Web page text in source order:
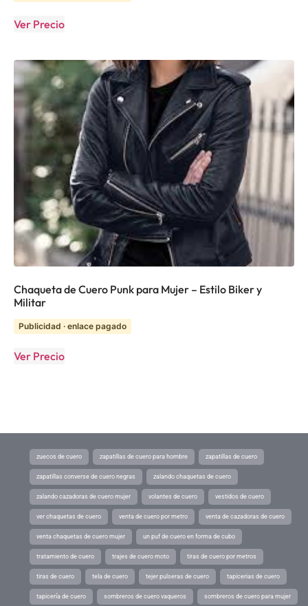
Ver Precio
Chaqueta de Cuero Punk para Mujer – Estilo Biker y
Militar
Publicidad · enlace pagado
Ver Precio
zuecos de cuero zapatillas de cuero para hombre zapatillas de cuero
zapatillas converse de cuero negras zalando chaquetas de cuero
zalando cazadoras de cuero mujer volantes de cuero vestidos de cuero
ver chaquetas de cuero venta de cuero por metro venta de cazadoras de cuero
venta chaquetas de cuero mujer un puf de cuero en forma de cubo
tratamiento de cuero trajes de cuero moto tiras de cuero por metros
tiras de cuero tela de cuero tejer pulseras de cuero tapicerias de cuero
tapicería de cuero sombreros de cuero vaqueros sombreros de cuero para mujer